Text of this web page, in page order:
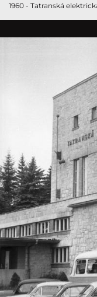
1960 - Tatranská